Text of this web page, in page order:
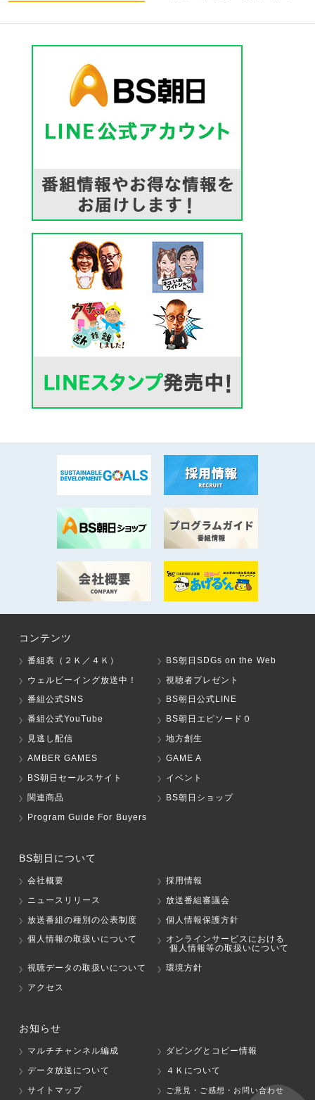
コンテンツ
番組表（２Ｋ／４Ｋ）
BS朝日SDGs on the Web
ウェルビーイング放送中！
視聴者プレゼント
番組公式SNS
BS朝日公式LINE
番組公式YouTube
BS朝日エピソード０
見逃し配信
地方創生
AMBER GAMES
GAME A
BS朝日セールスサイト
イベント
関連商品
BS朝日ショップ
Program Guide For Buyers
BS朝日について
会社概要
採用情報
ニュースリリース
放送番組審議会
放送番組の種別の公表制度
個人情報保護方針
個人情報の取扱いについて
オンラインサービスにおける
個人情報等の取扱いについて
視聴データの取扱いについて
環境方針
アクセス
お知らせ
マルチチャンネル編成
ダビングとコピー情報
データ放送について
４Ｋについて
サイトマップ
ご意見・ご感想・お問い合わせ